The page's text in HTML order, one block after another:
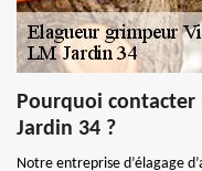
Pourquoi contacter
Jardin 34 ?
Notre entreprise d’élagage